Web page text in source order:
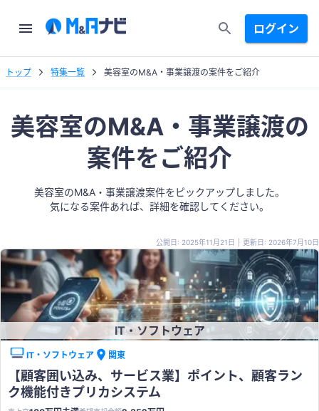
ログイン
トップ 特集一覧 美容室のM&A・事業譲渡の案件をご紹介
美容室のM&A・事業譲渡の
案件をご紹介
美容室のM&A・事業譲渡案件をピックアップしました。
気になる案件あれば、詳細を確認してください。
公開日: 2025年11月21日 更新日: 2026年7月10日
IT・ソフトウェア
IT・ソフトウェア 関東
【顧客囲い込み、サービス業】ポイント、顧客ラン
ク機能付きプリカシステム